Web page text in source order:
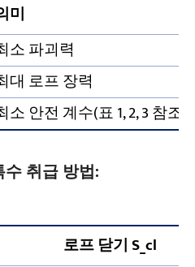
미
소 파괴력
대 로프 장력
소 안전 계수(표 1, 2, 3 참조)
취급 방법:
로프 닫기 S_cl